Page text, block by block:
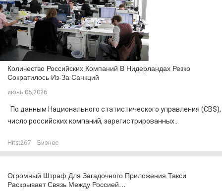
Количество Российских Компаний В Нидерландах Резко
Сократилось Из-За Санкций
июнь 05,2026
По данным Национального статистического управления (CBS),
число российских компаний, зарегистрированных...
Hits:267 Бизнес
Огромный Штраф Для Загадочного Приложения Такси
Раскрывает Связь Между Россией…